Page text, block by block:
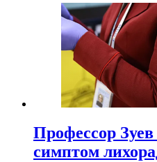
Профессор
симптом